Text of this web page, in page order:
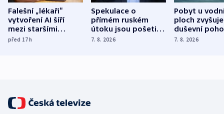
Falešní „lékaři“
vytvoření AI šíří
mezi staršími
Poláky nebezpečné
před 17h
Spekulace o
přímém ruském
útoku jsou pošetilé,
míní estonský
7. 8. 2026
Pobyt u
ploch zvyšuje
duševní
ukázala
7. 8. 2026